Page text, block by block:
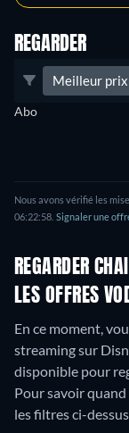
REGARDER
Meilleur prix
Abo
Nous avons vérifié les
06:22:58. Signaler une
REGARDER
LES OFFRES
En ce moment,
streaming sur
disponible pour
Pour savoir
les filtres ci-